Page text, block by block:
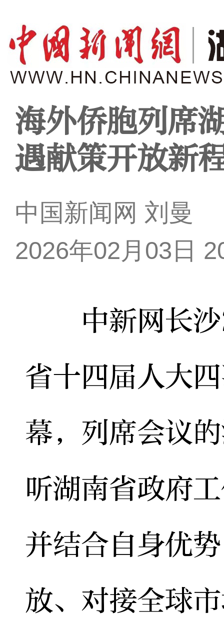
海外侨胞列席
遇献策开放新
中国新闻网 刘曼
2026年02月03日
中新网长沙
省十四届人大
幕，列席会议
听湖南省政府
并结合自身优
放、对接全球